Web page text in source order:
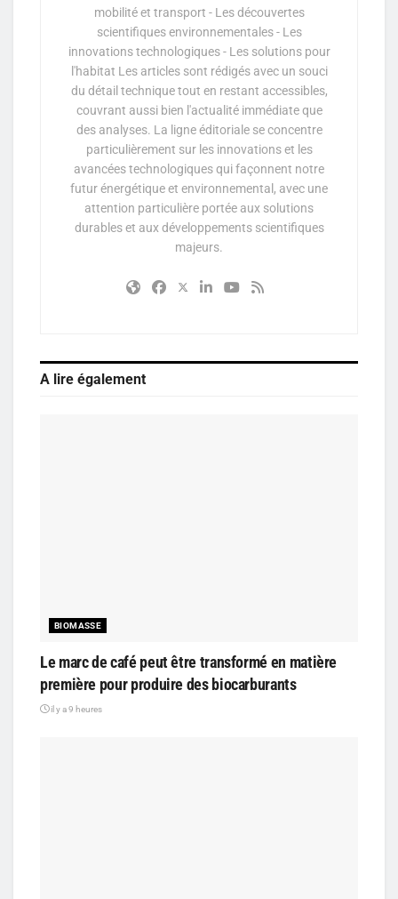
mobilité et transport - Les découvertes
scientifiques environnementales - Les
innovations technologiques - Les solutions pour
l'habitat Les articles sont rédigés avec un souci
du détail technique tout en restant accessibles,
couvrant aussi bien l'actualité immédiate que
des analyses. La ligne éditoriale se concentre
particulièrement sur les innovations et les
avancées technologiques qui façonnent notre
futur énergétique et environnemental, avec une
attention particulière portée aux solutions
durables et aux développements scientifiques
majeurs.
A lire également
BIOMASSE
Le marc de café peut être transformé en matière
première pour produire des biocarburants
il y a 9 heures